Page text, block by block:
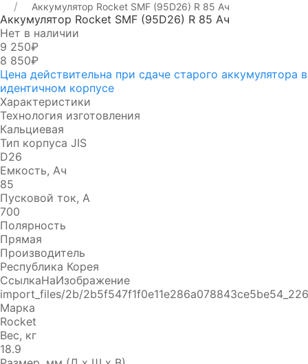
Аккумулятор Rocket SMF (95D26) R 85 Ач
Аккумулятор Rocket SMF (95D26) R 85 Ач
Нет в наличии
9 250₽
8 850₽
Цена действительна при сдаче старого аккумулятора в
идентичном корпусе
Характеристики
Технология изготовления
Кальциевая
Тип корпуса JIS
D26
Емкость, Ач
85
Пусковой ток, А
700
Полярность
Прямая
Производитель
Республика Корея
СсылкаНаИзображение
import_files/2b/
Марка
Rocket
Вес, кг
18.9